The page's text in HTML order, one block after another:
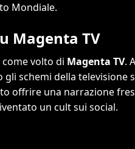
Mondiale.
Magenta TV
volto di Magenta TV.
schemi della televisione
offrire una narrazione
un cult sui social.